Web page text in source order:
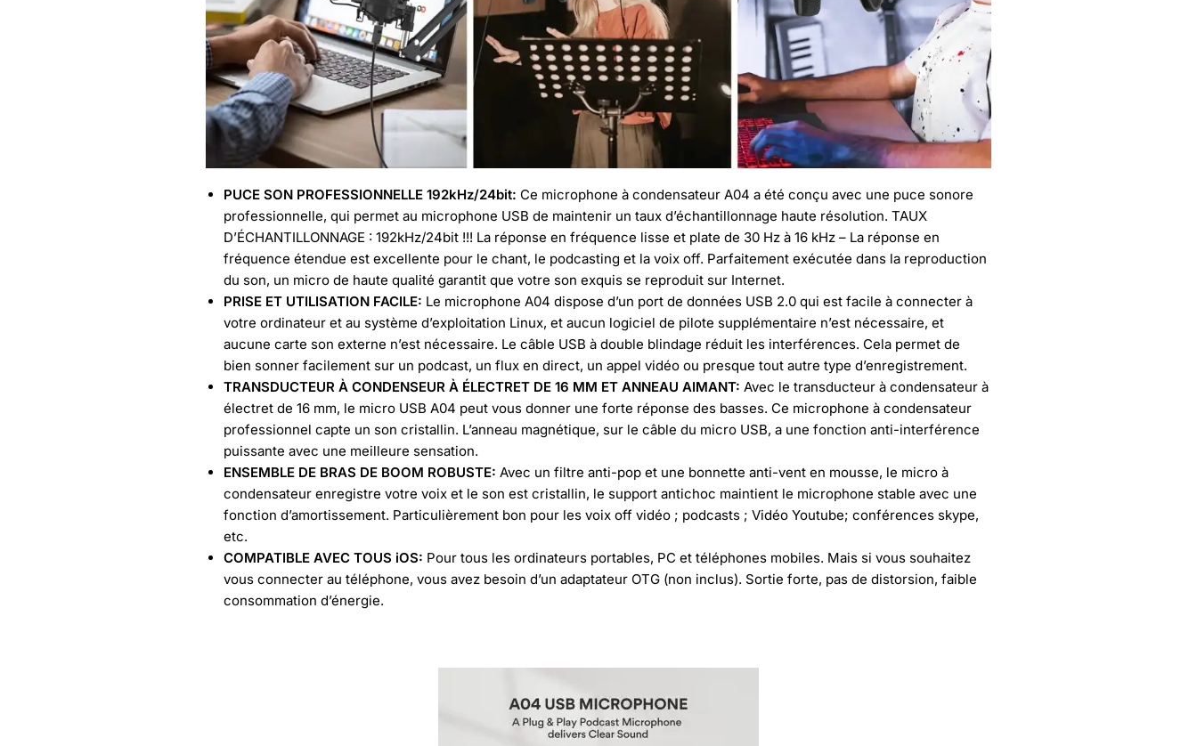
PUCE SON PROFESSIONNELLE 192kHz/24bit: Ce microphone à condensateur A04 a été conçu avec une puce sonore
professionnelle, qui permet au microphone USB de maintenir un taux d’échantillonnage haute résolution. TAUX
D’ÉCHANTILLONNAGE : 192kHz/24bit !!! La réponse en fréquence lisse et plate de 30 Hz à 16 kHz – La réponse en
fréquence étendue est excellente pour le chant, le podcasting et la voix off. Parfaitement exécutée dans la reproduction
du son, un micro de haute qualité garantit que votre son exquis se reproduit sur Internet.
PRISE ET UTILISATION FACILE: Le microphone A04 dispose d’un port de données USB 2.0 qui est facile à connecter à
votre ordinateur et au système d’exploitation Linux, et aucun logiciel de pilote supplémentaire n’est nécessaire, et
aucune carte son externe n’est nécessaire. Le câble USB à double blindage réduit les interférences. Cela permet de
bien sonner facilement sur un podcast, un flux en direct, un appel vidéo ou presque tout autre type d’enregistrement.
TRANSDUCTEUR À CONDENSEUR À ÉLECTRET DE 16 MM ET ANNEAU AIMANT:Avec le transducteur à condensateur à
électret de 16 mm, le micro USB A04 peut vous donner une forte réponse des basses. Ce microphone à condensateur
professionnel capte un son cristallin. L’anneau magnétique, sur le câble du micro USB, a une fonction anti-interférence
puissante avec une meilleure sensation.
ENSEMBLE DE BRAS DE BOOM ROBUSTE:Avec un filtre anti-pop et une bonnette anti-vent en mousse, le micro à
condensateur enregistre votre voix et le son est cristallin, le support antichoc maintient le microphone stable avec une
fonction d’amortissement. Particulièrement bon pour les voix off vidéo ; podcasts ; Vidéo Youtube; conférences skype,
etc.
COMPATIBLE AVEC TOUS iOS: Pour tous les ordinateurs portables, PC et téléphones mobiles. Mais si vous souhaitez
vous connecter au téléphone, vous avez besoin d’un adaptateur OTG (non inclus). Sortie forte, pas de distorsion, faible
consommation d’énergie.